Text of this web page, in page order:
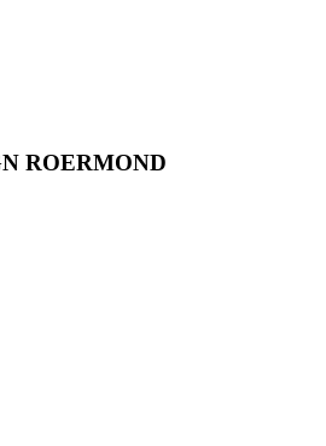
ROERMOND